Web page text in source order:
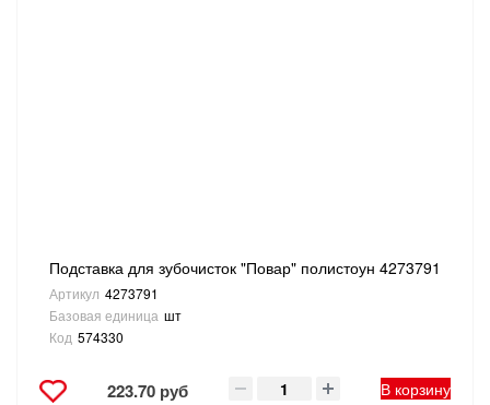
Подставка для зубочисток "Повар" полистоун 4273791
Артикул 4273791
Базовая единица шт
Код 574330
223.70 руб В корзину